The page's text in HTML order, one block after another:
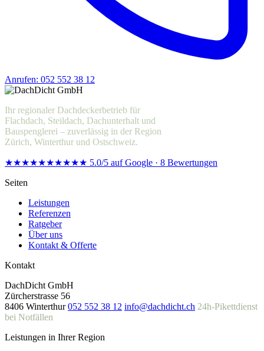
Anrufen: 052 552 38 12
Ihr regionaler Dachdeckerbetrieb für
Flachdach, Steildach, Dachunterhalt und
Bauspenglerei – zuverlässig in der Region
Zürich, Winterthur und Ostschweiz.
★★★★★★★★★★ 5.0/5 auf Google · 8 Bewertungen
Seiten
Leistungen
Referenzen
Ratgeber
Über uns
Kontakt & Offerte
Kontakt
DachDicht GmbH
Zürcherstrasse 56
8406 Winterthur 052 552 38 12 info@dachdicht.ch 24h-Pikettdienst
bei Notfällen
Leistungen in Ihrer Region